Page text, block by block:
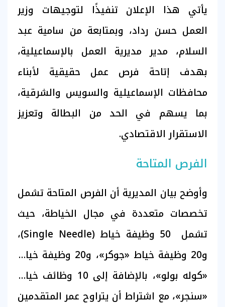
يأتي هذا الإعلان تنفيذًا لتوجيهات وزير
العمل حسن رداد، وبمتابعة من سامية عبد
السلام، مدير مديرية العمل بالإسماعيلية،
بهدف إتاحة فرص عمل حقيقية لأبناء
محافظات الإسماعيلية والسويس والشرقية،
بما يسهم في الحد من البطالة وتعزيز
الاستقرار الاقتصادي.
الفرص المتاحة
وأوضح بيان المديرية أن الفرص المتاحة تشمل
تخصصات متعددة في مجال الخياطة، حيث
تشمل 50 وظيفة خياط (Single Needle)،
و20 وظيفة خياط «جوكر»، و20 وظيفة خياط
«كوله بولو»، بالإضافة إلى 10 وظائف خياط
«سنجر»، مع اشتراط أن يتراوح عمر المتقدمين